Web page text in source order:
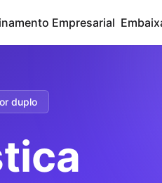
Empresarial
duplo